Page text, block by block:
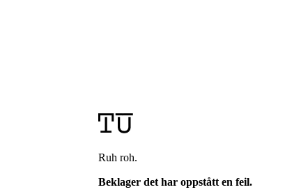
Ruh roh.
Beklager det har oppstått en feil.